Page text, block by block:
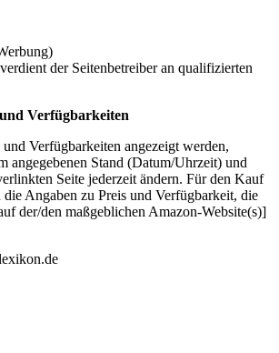
der Seitenbetreiber an qualifizierten
Verfügbarkeiten
Verfügbarkeiten angezeigt werden,
angegebenen Stand (Datum/Uhrzeit) und
Seite jederzeit ändern. Für den Kauf
die Angaben zu Preis und Verfügbarkeit, die
der/den maßgeblichen Amazon-Website(s)]